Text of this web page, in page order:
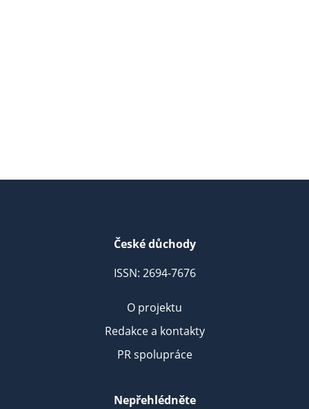
České důchody
ISSN: 2694-7676
O projektu
Redakce a kontakty
PR spolupráce
Nepřehlédněte